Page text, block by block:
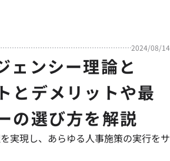
2024/08/14
ェンシー理論と
とデメリットや最
の選び方を解説
実現し、あらゆる人事施策の実行をサ